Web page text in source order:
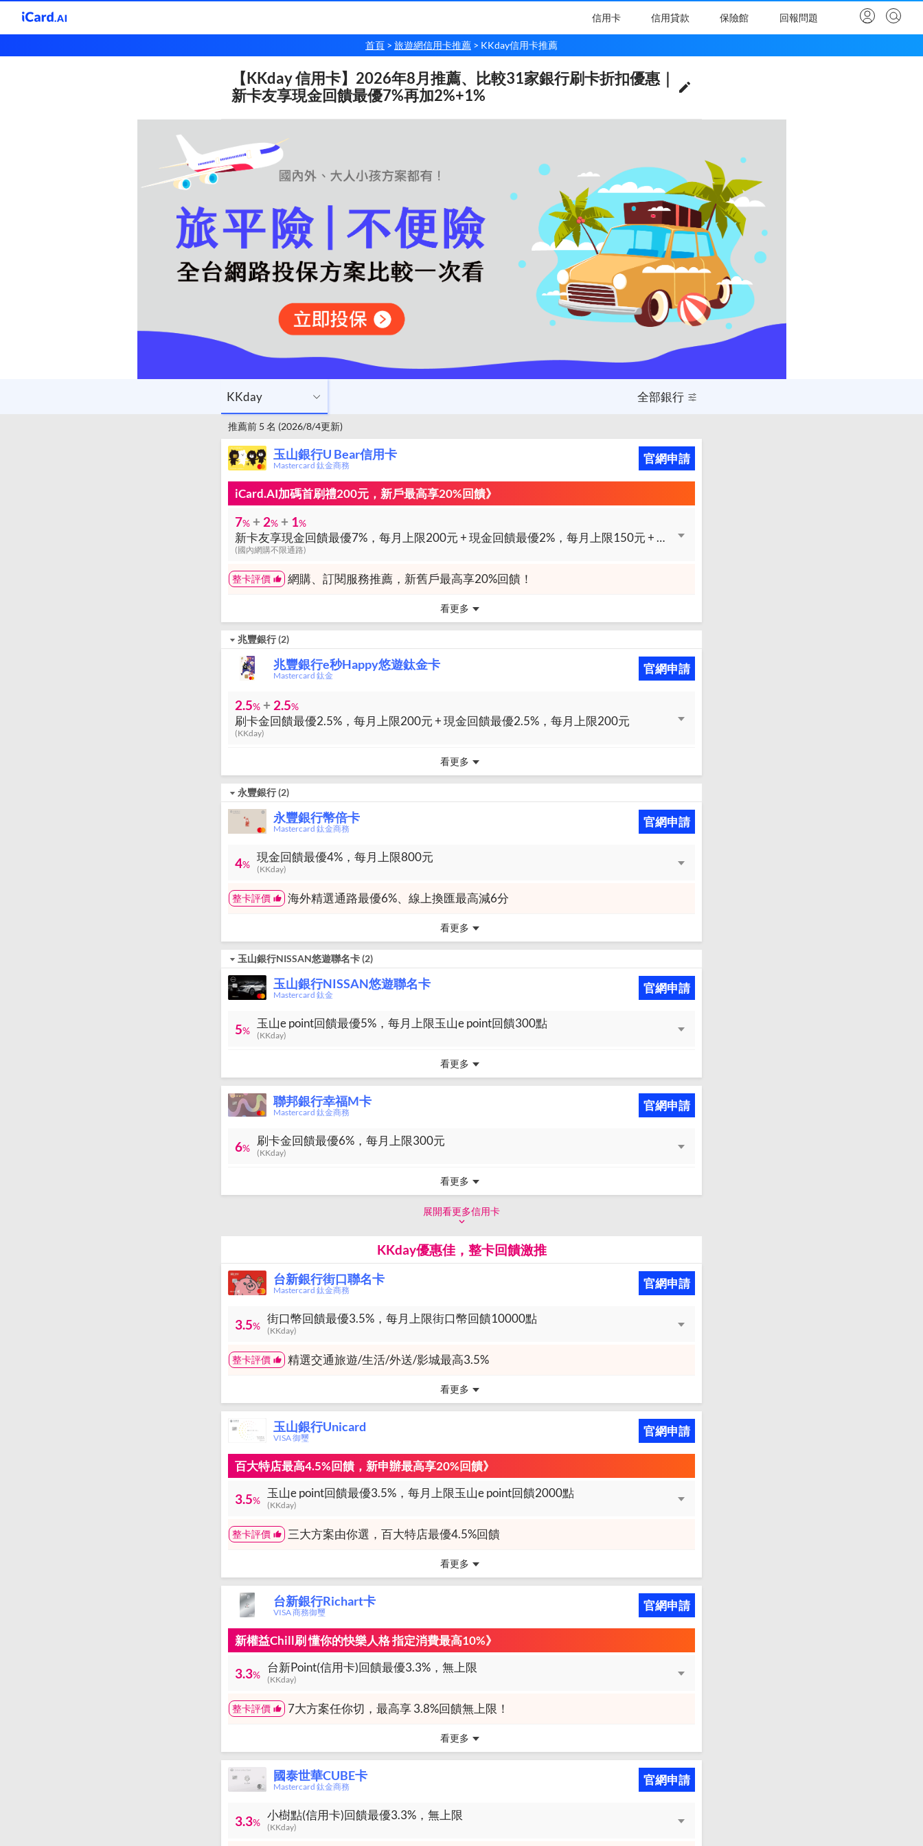
信用卡 信用貸款 保險館 回報問題
KKday 全部銀行
首頁 旅遊網信用卡推薦 KKday信用卡推薦
【KKday 信用卡】2026年8月推薦、比較31家銀行刷卡折扣優惠｜
新卡友享現金回饋最優7%再加2%+1%
KKday 全部銀行
推薦前 5 名 (2026/8/4更新)
玉山銀行U Bear信用卡
Mastercard 鈦金商務 官網申請
iCard.AI加碼首刷禮200元，新戶最高享20%回饋》
7% + 2% + 1%
新卡友享現金回饋最優7%，每月上限200元 + 現金回饋最優2%，每月上限150元 + 現金回饋最優1%，無上限
(國內網購不限通路)
整卡評價 網購、訂閱服務推薦，新舊戶最高享20%回饋！
看更多
兆豐銀行(2)
兆豐銀行e秒Happy悠遊鈦金卡
Mastercard 鈦金 官網申請
2.5% + 2.5%
刷卡金回饋最優2.5%，每月上限200元 + 現金回饋最優2.5%，每月上限200元
(KKday)
看更多
永豐銀行(2)
永豐銀行幣倍卡
Mastercard 鈦金商務 官網申請
4% 現金回饋最優4%，每月上限800元
(KKday)
整卡評價 海外精選通路最優6%、線上換匯最高減6分
看更多
玉山銀行NISSAN悠遊聯名卡(2)
玉山銀行NISSAN悠遊聯名卡
Mastercard 鈦金 官網申請
5% 玉山e point回饋最優5%，每月上限玉山e point回饋300點
(KKday)
看更多
聯邦銀行幸福M卡
Mastercard 鈦金商務 官網申請
6% 刷卡金回饋最優6%，每月上限300元
(KKday)
看更多
展開看更多信用卡
KKday優惠佳，整卡回饋激推
台新銀行街口聯名卡
Mastercard 鈦金商務 官網申請
3.5% 街口幣回饋最優3.5%，每月上限街口幣回饋10000點
(KKday)
整卡評價 精選交通旅遊/生活/外送/影城最高3.5%
看更多
玉山銀行Unicard
VISA 御璽 官網申請
百大特店最高4.5%回饋，新申辦最高享20%回饋》
3.5% 玉山e point回饋最優3.5%，每月上限玉山e point回饋2000點
(KKday)
整卡評價 三大方案由你選，百大特店最優4.5%回饋
看更多
台新銀行Richart卡
VISA 商務御璽 官網申請
新權益Chill刷 懂你的快樂人格 指定消費最高10%》
3.3% 台新Point(信用卡)回饋最優3.3%，無上限
(KKday)
整卡評價 7大方案任你切，最高享 3.8%回饋無上限！
看更多
國泰世華CUBE卡
Mastercard 鈦金商務 官網申請
3.3% 小樹點(信用卡)回饋最優3.3%，無上限
(KKday)